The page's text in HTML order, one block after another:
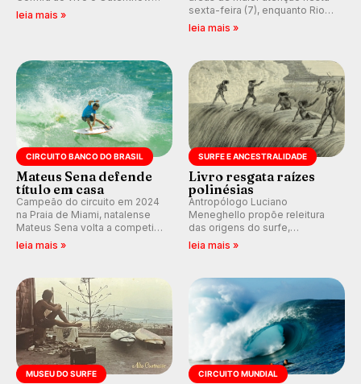
Tahiti Pro 2026 e participe dos
leia mais »
sexta-feira (7), enquanto Rio
de Janeiro também recebe
km/h em Itanhaém.
leia mais »
CIRCUITO BANCO DO BRASIL
Mateus Sena defende
título em casa
Campeão do circuito em 2024
na Praia de Miami, natalense
Mateus Sena volta a competir
em casa em busca de manter a
leia mais »
SURFE E ANCESTRALIDADE
Livro resgata raízes
polinésias
Antropólogo Luciano
Meneghello propõe releitura
das origens do surfe,
resgatando a cultura polinésia
prática em esporte e indústria.
leia mais »
MUSEU DO SURFE CIRCUITO MUNDIAL